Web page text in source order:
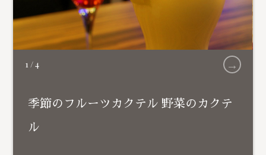
1 /4 →
季節のフルーツカクテル 野菜のカクテ
ル